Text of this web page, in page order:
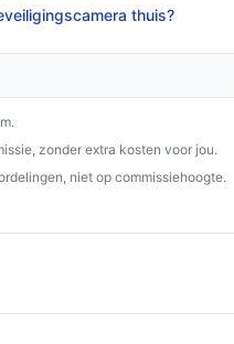
thuis?
zonder extra kosten voor jou.
niet op commissiehoogte.